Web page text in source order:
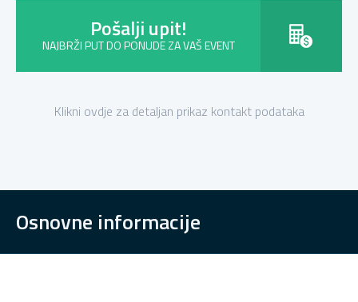
Pošalji upit!
NAJBRŽI PUT DO PONUDE ZA VAŠ EVENT
Klikni ovdje za detaljan prikaz kontakt podataka
Osnovne informacije